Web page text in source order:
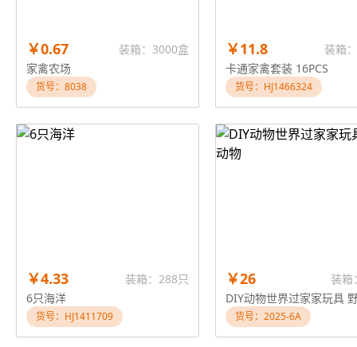
￥0.67
装箱：3000盒
家禽农场
货号：8038
￥11.8
装箱
卡通家禽套装 16PCS
货号：HJ1466324
￥4.33
装箱：288只
6只海洋
货号：HJ1411709
￥26 装箱
货号：2025-6A